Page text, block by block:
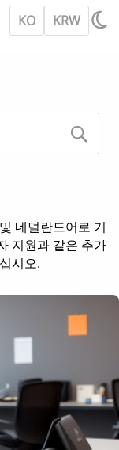
KO KRW
네덜란드어로 기
지원과 같은 추가
시오.